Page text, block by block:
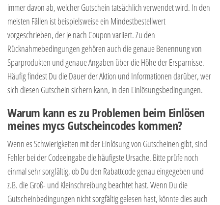
immer davon ab, welcher Gutschein tatsächlich verwendet wird. In den
meisten Fällen ist beispielsweise ein Mindestbestellwert
vorgeschrieben, der je nach Coupon variiert. Zu den
Rücknahmebedingungen gehören auch die genaue Benennung von
Sparprodukten und genaue Angaben über die Höhe der Ersparnisse.
Häufig findest Du die Dauer der Aktion und Informationen darüber, wer
sich diesen Gutschein sichern kann, in den Einlösungsbedingungen.
Warum kann es zu Problemen beim Einlösen
meines mycs Gutscheincodes kommen?
Wenn es Schwierigkeiten mit der Einlösung von Gutscheinen gibt, sind
Fehler bei der Codeeingabe die häufigste Ursache. Bitte prüfe noch
einmal sehr sorgfältig, ob Du den Rabattcode genau eingegeben und
z.B. die Groß- und Kleinschreibung beachtet hast. Wenn Du die
Gutscheinbedingungen nicht sorgfältig gelesen hast, könnte dies auch